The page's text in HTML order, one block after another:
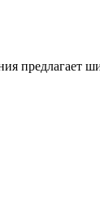
предлагает